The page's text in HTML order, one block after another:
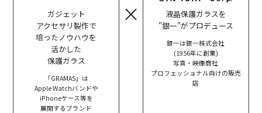
ガジェット
アクセサリ製作で
培ったノウハウを
活かした
保護ガラス
「GRAMAS」は
Apple Watchバンドや
iPhoneケース等を
展開するブランド
×
液晶保護ガラスを
"銀一"がプロデュース
銀一は銀一株式会社
(1956年に創業)
写真・映像商社
プロフェッショナル向けの販売
店